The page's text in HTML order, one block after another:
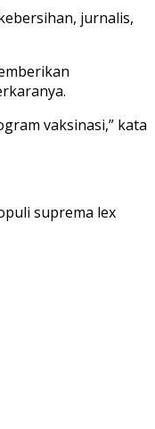
jurnalis,
vaksinasi,” kata
suprema lex